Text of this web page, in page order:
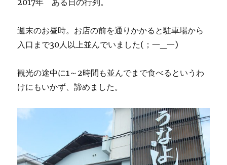
週末のお昼時。お店の前を通りかかると駐車場から
入口まで30人以上並んでいました(；一_一)
観光の途中に1～2時間も並んでまで食べるというわ
けにもいかず、諦めました。